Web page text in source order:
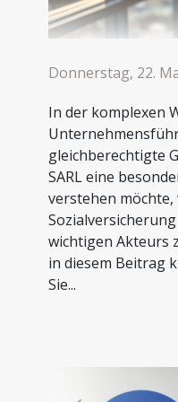
Donnerstag, 22.
In der komplexen
gleichberechtigte
SARL eine
verstehen
wichtigen Akteurs
in diesem Beitrag
Sie...